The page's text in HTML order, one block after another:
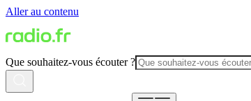
Aller au contenu
Que souhaitez-vous écouter ?